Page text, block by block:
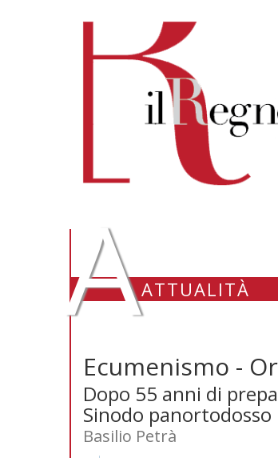
AATTUALITÀ
Ecumenismo -
Dopo 55 anni di
Sinodo panortodosso
Basilio Petrà